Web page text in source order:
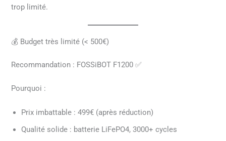
trop limité.
💰 Budget très limité (< 500€)
Recommandation : FOSSiBOT F1200 ✅
Pourquoi :
Prix imbattable : 499€ (après réduction)
Qualité solide : batterie LiFePO4, 3000+ cycles